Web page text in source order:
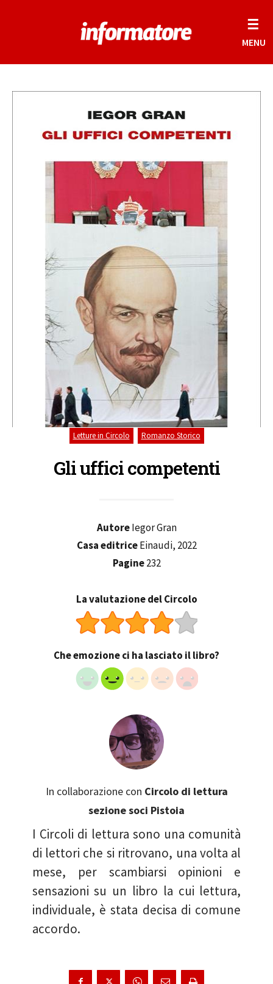
☰
MENU
Letture in Circolo Romanzo Storico
Gli uffici competenti
AutoreIegor Gran
Casa editriceEinaudi, 2022
Pagine232
La valutazione del Circolo
Che emozione ci ha lasciato il libro?
In collaborazione con Circolo di lettura
sezione soci Pistoia
I Circoli di lettura sono una comunità
di lettori che si ritrovano, una volta al
mese, per scambiarsi opinioni e
sensazioni su un libro la cui lettura,
individuale, è stata decisa di comune
accordo.